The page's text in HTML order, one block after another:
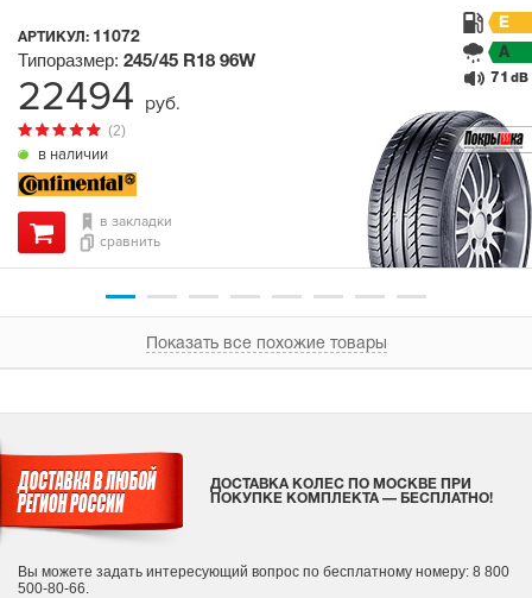
АРТИКУЛ: 11072
в наличии
(2)
Типоразмер: 245/45 R18 96W
E
A
71 dB
в закладки
сравнить
22494 руб.
Показать все похожие товары
ДОСТАВКА КОЛЕС ПО МОСКВЕ ПРИ
ПОКУПКЕ КОМПЛЕКТА — БЕСПЛАТНО!
Вы можете задать интересующий вопрос по бесплатному номеру: 8 800
500-80-66.